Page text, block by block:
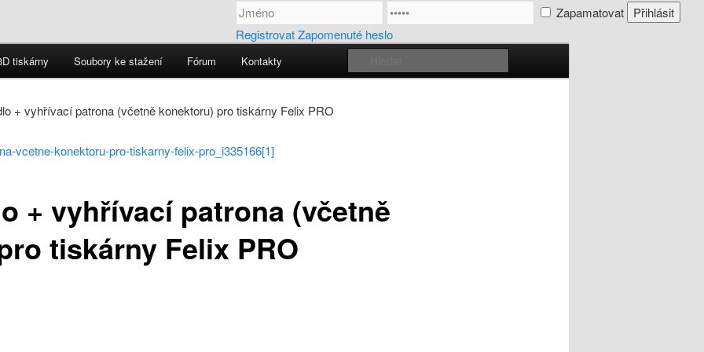
Zapamatovat
RegistrovatZapomenuté heslo
tiskárny Soubory ke stažení Fórum Kontakty
+ vyhřívací patrona (včetně konektoru) pro tiskárny Felix PRO
+ vyhřívací patrona (včetně
tiskárny Felix PRO